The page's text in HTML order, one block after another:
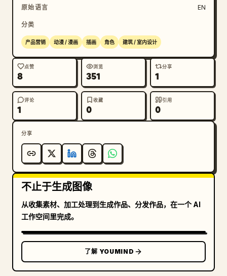
原始语言 EN
分类
产品营销 动漫 / 漫画 插画 角色 建筑 / 室内设计
点赞
8
浏览
351
分享
1
评论
1
收藏
0
引用
0
分享
不止于生成图像
从收集素材、加工处理到生成作品、分发作品，在一个 AI
工作空间里完成。
了解 YOUMIND